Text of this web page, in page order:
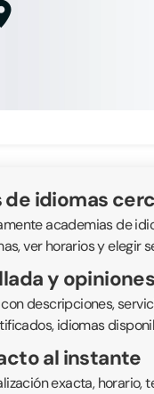
de idiomas
academias de
ver horarios y elegir
y
descripciones,
idiomas
al instante
exacta,